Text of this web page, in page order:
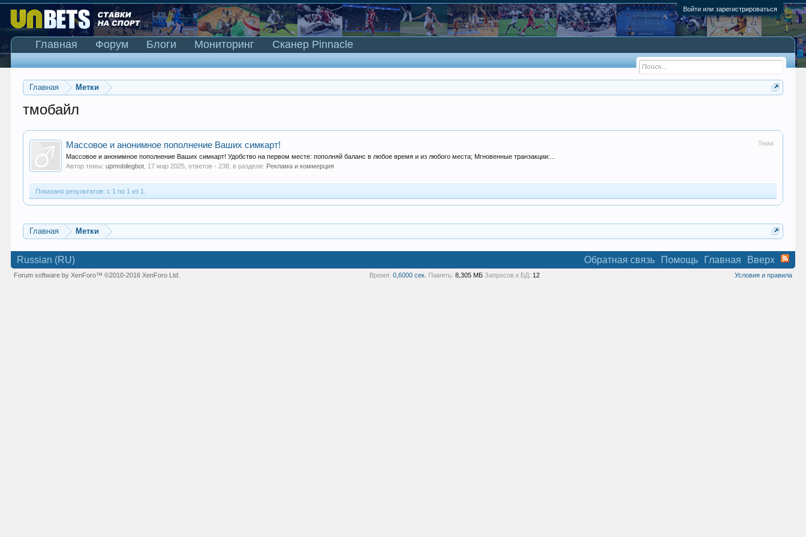
Войти или зарегистрироваться
Главная Метки
тмобайл
Тема
Массовое и анонимное пополнение Ваших симкарт!
Массовое и анонимное пополнение Ваших симкарт! Удобство на первом месте: пополняй баланс в любое время и из любого места; Мгновенные транзакции:...
Автор темы:upmobilegbot 17 мар 2025 , ответов - 238, в разделе: Реклама и коммерция
Показано результатов: с 1 по 1 из 1.
Главная Метки
Главная Форум Блоги Мониторинг Сканер Pinnacle
Russian (RU) Обратная связь Помощь Главная Вверх
Условия и правила
Forum software by XenForo™©2010-2016 XenForo Ltd. Время: 0,6000 сек. Память: 8,305 МБ Запросов к БД: 12